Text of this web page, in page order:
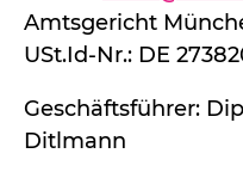
Amtsgericht
USt.Id-Nr.: DE
Geschäftsführer:
Ditlmann